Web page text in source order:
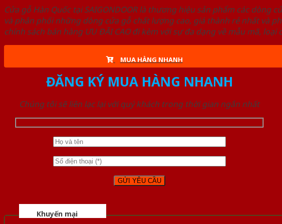
Cửa gỗ Hàn Quốc tại SAIGONDOOR là thương hiệu sản phẩm các dòng
và phân phối những dòng cửa gỗ chất lượng cao, giá thành rẻ nhất và
chính sách bán hàng ƯU ĐÃI CAO đi kèm với sự đa dạng về mẫu mã,
MUA HÀNG NHANH
ĐĂNG KÝ MUA HÀNG NHANH
Chúng tôi sẽ liên lạc lại với quý khách trong thời gian ngắn nhất
Khuyến mại